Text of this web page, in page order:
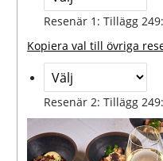
Resenär 1: Tillägg
Kopiera val till övriga
Resenär 2: Tillägg